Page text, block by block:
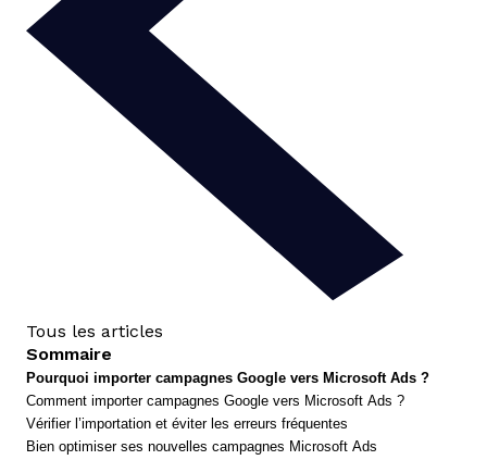
Tous les articles
Sommaire
Pourquoi importer campagnes Google vers Microsoft Ads ?
Comment importer campagnes Google vers Microsoft Ads ?
Vérifier l’importation et éviter les erreurs fréquentes
Bien optimiser ses nouvelles campagnes Microsoft Ads